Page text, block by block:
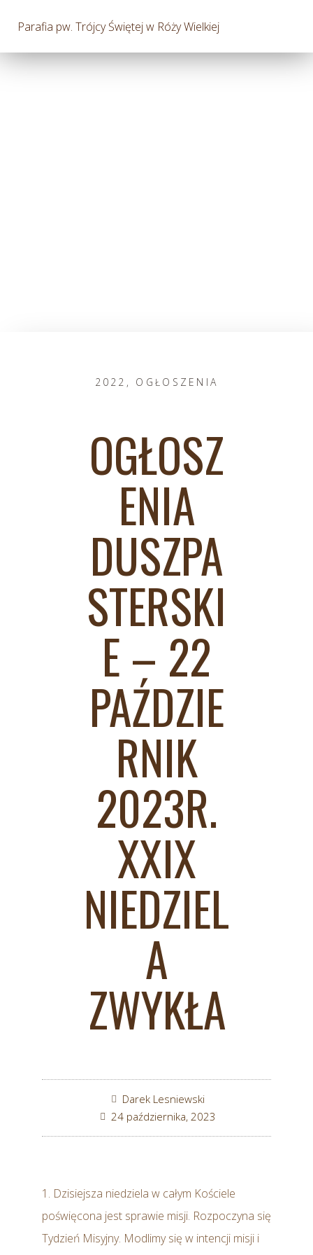
Parafia pw. Trójcy Świętej w Róży Wielkiej
2022 , OGŁOSZENIA
OGŁOSZ
ENIA
DUSZPA
STERSKI
E – 22
PAŹDZIE
RNIK
2023R.
XXIX
NIEDZIEL
A
ZWYKŁA
Darek Lesniewski
24 października, 2023
1. Dzisiejsza niedziela w całym Kościele
poświęcona jest sprawie misji. Rozpoczyna się
Tydzień Misyjny. Modlimy się w intencji misji i